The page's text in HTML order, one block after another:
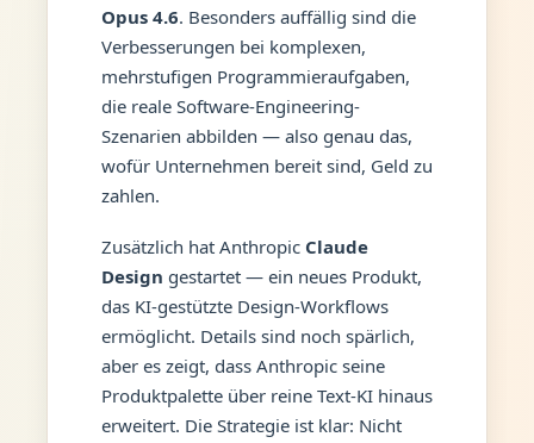
Opus 4.6. Besonders auffällig sind die
Verbesserungen bei komplexen,
mehrstufigen Programmieraufgaben,
die reale Software-Engineering-
Szenarien abbilden — also genau das,
wofür Unternehmen bereit sind, Geld zu
zahlen.
Zusätzlich hat Anthropic Claude
Design gestartet — ein neues Produkt,
das KI-gestützte Design-Workflows
ermöglicht. Details sind noch spärlich,
aber es zeigt, dass Anthropic seine
Produktpalette über reine Text-KI hinaus
erweitert. Die Strategie ist klar: Nicht